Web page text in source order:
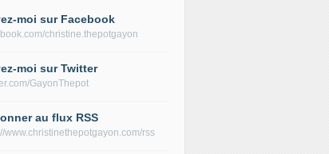
moi sur Facebook
christine.thepotgayon
moi sur Twitter
GayonThepot
au flux RSS
www.christinethepotgayon.com/rss